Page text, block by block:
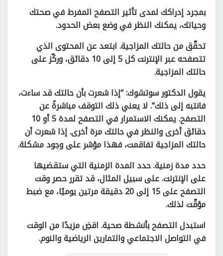
بمجرد إدراكك لمدى تأثير التصفح المفرط في صحتك
وحياتك، يمكنك النظر في وضع بعض الحدود.
تحقّق من حالتك المزاجية. ابتعد عن المحتوى الذي
تتصفحه عبر الإنترنت كل 5 إلى 10 دقائق، وركّز على
حالتك المزاجية.
يقول الدكتور سوتشوك: “إذا شعرت بأن حالتك قد ساءت،
فانتبه إلى ذلك”. لا يعني ذلك التوقف مباشرةً عن
التصفح. يمكنك الاستمرار في التصفح لمدة 5 أو 10
دقائق أخرى والنظر في حالتك مرة أخرى. إذا شعرت أن
حالتك المزاجية تفاقمت، فهذا مؤشر على وجود مشكلة.
حدد مدة زمنية. حدد المدة الزمنية التي ستقضيها
على الإنترنت. على سبيل المثال، قد تقرر حصر وقت
التصفح على 15 إلى 20 دقيقة مرتين يوميًا، مع ضبط
مؤقّت لذلك.
استبدل التصفح بأنشطة صحية. اقضِ مزيدًا من الوقت
في التواصل الاجتماعي والتمارين الرياضية والنوم.